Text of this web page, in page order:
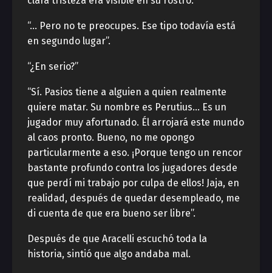
“… Pero no te preocupes. Ese tipo todavía está
en segundo lugar”.
“¿En serio?”
“Sí. Pasios tiene a alguien a quien realmente
quiere matar. Su nombre es Perutius… Es un
jugador muy afortunado. Él arrojará este mundo
al caos pronto. Bueno, no me opongo
particularmente a eso. ¡Porque tengo un rencor
bastante profundo contra los jugadores desde
que perdí mi trabajo por culpa de ellos! Jaja, en
realidad, después de quedar desempleado, me
di cuenta de que era bueno ser libre”.
Después de que Aracelli escuchó toda la
historia, sintió que algo andaba mal.